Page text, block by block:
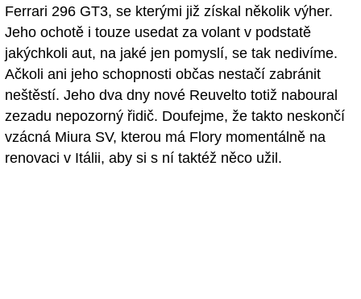
Ferrari 296 GT3, se kterými již získal několik výher.
Jeho ochotě i touze usedat za volant v podstatě
jakýchkoli aut, na jaké jen pomyslí, se tak nedivíme.
Ačkoli ani jeho schopnosti občas nestačí zabránit
neštěstí. Jeho dva dny nové Reuvelto totiž naboural
zezadu nepozorný řidič. Doufejme, že takto neskončí
vzácná Miura SV, kterou má Flory momentálně na
renovaci v Itálii, aby si s ní taktéž něco užil.